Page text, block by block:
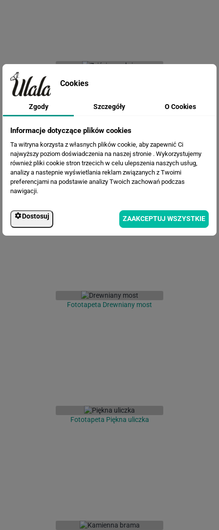
Fototapeta Drewniany most
Fototapeta Piękna uliczka
Cookies
Zgody Szczegóły O Cookies
Informacje dotyczące plików cookies
Ta witryna korzysta z własnych plików cookie, aby zapewnić Ci
najwyższy poziom doświadczenia na naszej stronie . Wykorzystujemy
również pliki cookie stron trzecich w celu ulepszenia naszych usług,
analizy a nastepnie wyświetlania reklam związanych z Twoimi
preferencjami na podstawie analizy Twoich zachowań podczas
nawigacji.
Dostosuj ZAAKCEPTUJ WSZYSTKIE